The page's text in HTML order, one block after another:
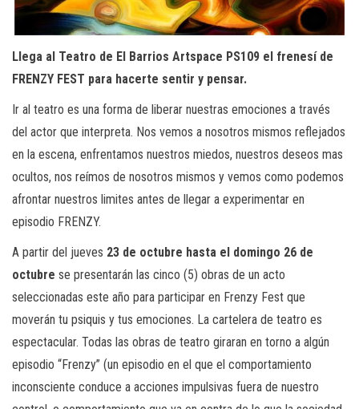
Llega al Teatro de El Barrios Artspace PS109 el frenesí de
FRENZY FEST para hacerte sentir y pensar.
Ir al teatro es una forma de liberar nuestras emociones a través
del actor que interpreta. Nos vemos a nosotros mismos reflejados
en la escena, enfrentamos nuestros miedos, nuestros deseos mas
ocultos, nos reímos de nosotros mismos y vemos como podemos
afrontar nuestros limites antes de llegar a experimentar en
episodio FRENZY.
A partir del jueves 23 de octubre hasta el domingo 26 de
octubre se presentarán las cinco (5) obras de un acto
seleccionadas este año para participar en Frenzy Fest que
moverán tu psiquis y tus emociones. La cartelera de teatro es
espectacular. Todas las obras de teatro giraran en torno a algún
episodio “Frenzy” (un episodio en el que el comportamiento
inconsciente conduce a acciones impulsivas fuera de nuestro